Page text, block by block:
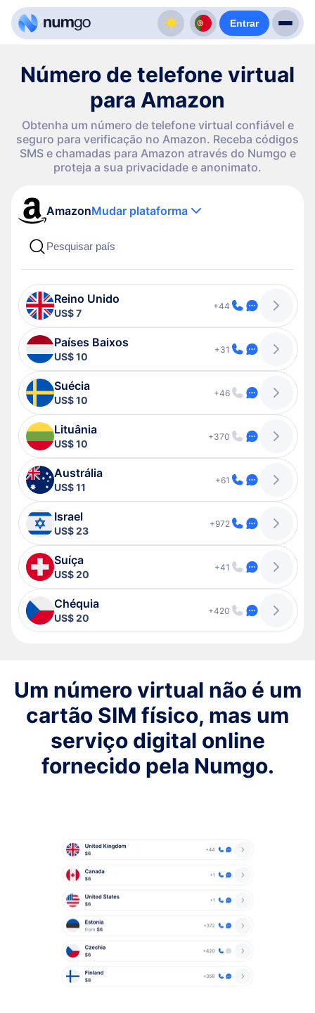
Entrar
Número de telefone virtual
para Amazon
Obtenha um número de telefone virtual confiável e
seguro para verificação no Amazon. Receba códigos
SMS e chamadas para Amazon através do Numgo e
proteja a sua privacidade e anonimato.
AmazonMudar plataforma
Reino Unido
US$ 7
+44
Países Baixos
US$ 10
+31
Suécia
US$ 10
+46
Lituânia
US$ 10
+370
Austrália
US$ 11
+61
Israel
US$ 23
+972
Suíça
US$ 20
+41
Chéquia
US$ 20
+420
Um número virtual não é um
cartão SIM físico, mas um
serviço digital online
fornecido pela Numgo.